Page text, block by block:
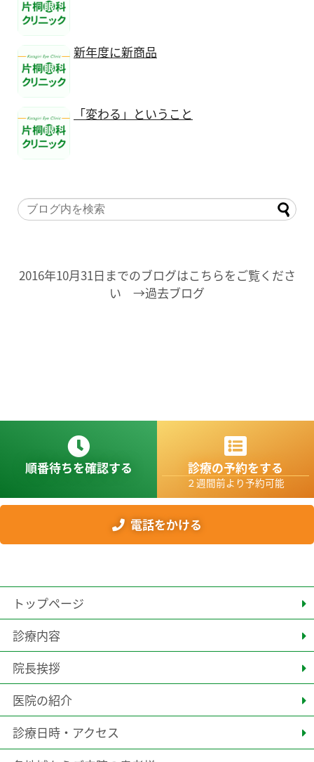
新年度に新商品
「変わる」ということ
2016年10月31日までのブログはこちらをご覧くださ
い →過去ブログ
順番待ちを確認する 診療の予約をする
２週間前より予約可能
電話をかける
トップページ
診療内容
院長挨拶
医院の紹介
診療日時・アクセス